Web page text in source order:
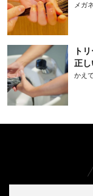
メガネ
ト
正し
かえ